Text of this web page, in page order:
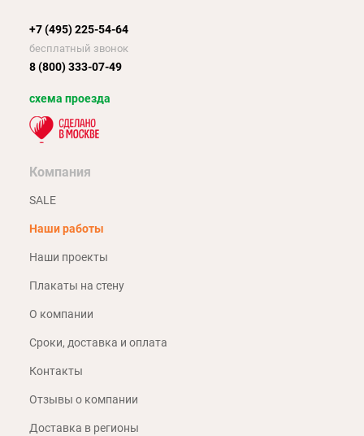
+7 (495) 225-54-64
бесплатный звонок
8 (800) 333-07-49
схема проезда
Компания
SALE
Наши работы
Наши проекты
Плакаты на стену
О компании
Сроки, доставка и оплата
Контакты
Отзывы о компании
Доставка в регионы